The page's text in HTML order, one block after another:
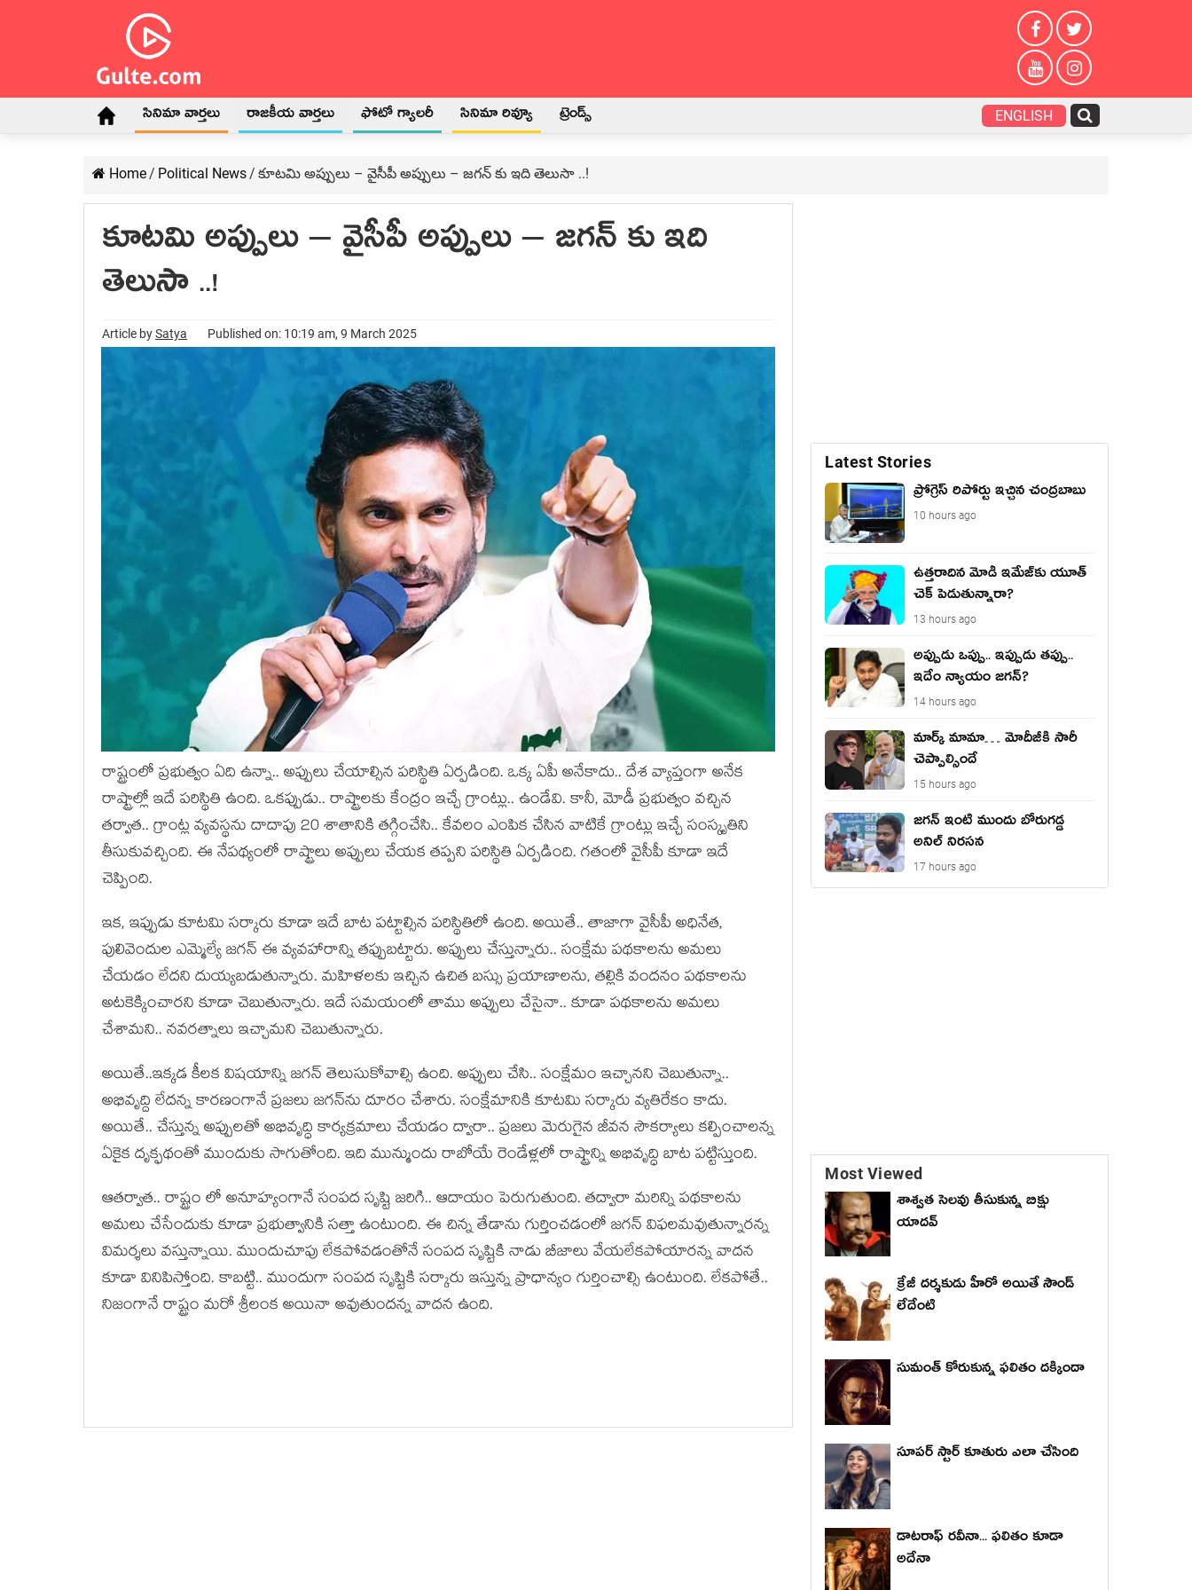
సినిమా వార్తలు రాజకీయ వార్తలు ఫోటో గ్యాలరీ సినిమా రివ్యూ ట్రెండ్స్ ENGLISH
Home/ Political News/ కూట‌మి అప్పులు – వైసీపీ అప్పులు – జ‌గ‌న్ కు ఇది తెలుసా ..!
కూట‌మి అప్పులు – వైసీపీ అప్పులు – జ‌గ‌న్ కు ఇది
తెలుసా ..!
Article bySatya Published on: 10:19 am, 9 March 2025
రాష్ట్రంలో ప్ర‌భుత్వం ఏది ఉన్నా.. అప్పులు చేయాల్సిన ప‌రిస్థితి ఏర్ప‌డింది. ఒక్క ఏపీ అనేకాదు.. దేశ వ్యాప్తంగా అనేక
రాష్ట్రాల్లో ఇదే ప‌రిస్థితి ఉంది. ఒక‌ప్పుడు.. రాష్ట్రాల‌కు కేంద్రం ఇచ్చే గ్రాంట్లు.. ఉండేవి. కానీ, మోడీ ప్ర‌భుత్వం వ‌చ్చిన
త‌ర్వాత‌.. గ్రాంట్ల వ్య‌వ‌స్థ‌ను దాదాపు 20 శాతానికి త‌గ్గించేసి.. కేవ‌లం ఎంపిక చేసిన వాటికే గ్రాంట్లు ఇచ్చే సంస్కృతిని
తీసుకువ‌చ్చింది. ఈ నేప‌థ్యంలో రాష్ట్రాలు అప్పులు చేయ‌క త‌ప్ప‌ని ప‌రిస్థితి ఏర్ప‌డింది. గ‌తంలో వైసీపీ కూడా ఇదే
చెప్పింది.
ఇక‌, ఇప్పుడు కూట‌మి స‌ర్కారు కూడా ఇదే బాట ప‌ట్టాల్సిన ప‌రిస్థితిలో ఉంది. అయితే.. తాజాగా వైసీపీ అధినేత,
పులివెందుల ఎమ్మెల్యే జ‌గ‌న్ ఈ వ్య‌వ‌హారాన్ని త‌ప్పుబ‌ట్టారు. అప్పులు చేస్తున్నారు.. సంక్షేమ ప‌థ‌కాల‌ను అమ‌లు
చేయ‌డం లేద‌ని దుయ్య‌బ‌డుతున్నారు. మ‌హిళ‌ల‌కు ఇచ్చిన ఉచిత బ‌స్సు ప్ర‌యాణాల‌ను, త‌ల్లికి వంద‌నం ప‌థ‌కాల‌ను
అట‌కెక్కించార‌ని కూడా చెబుతున్నారు. ఇదే స‌మ‌యంలో తాము అప్పులు చేసైనా.. కూడా ప‌థ‌కాల‌ను అమ‌లు
చేశామ‌ని.. న‌వ‌ర‌త్నాలు ఇచ్చామ‌ని చెబుతున్నారు.
అయితే..ఇక్క‌డ కీల‌క విష‌యాన్ని జ‌గ‌న్ తెలుసుకోవాల్సి ఉంది. అప్పులు చేసి.. సంక్షేమం ఇచ్చాన‌ని చెబుతున్నా..
అభివృద్ది లేద‌న్న కార‌ణంగానే ప్ర‌జ‌లు జ‌గ‌న్‌ను దూరం చేశారు. సంక్షేమానికి కూట‌మి స‌ర్కారు వ్య‌తిరేకం కాదు.
అయితే.. చేస్తున్న అప్పుల‌తో అభివృద్ధి కార్య‌క్ర‌మాలు చేయ‌డం ద్వారా.. ప్ర‌జ‌లు మెరుగైన జీవ‌న సౌకర్యాలు క‌ల్పించాల‌న్న
ఏకైక దృక్ఫ‌థంతో ముందుకు సాగుతోంది. ఇది మున్ముందు రాబోయే రెండేళ్ల‌లో రాష్ట్రాన్ని అభివృద్ధి బాట ప‌ట్టిస్తుంది.
ఆత‌ర్వాత‌.. రాష్ట్రం లో అనూహ్యంగానే సంప‌ద సృష్టి జ‌రిగి.. ఆదాయం పెరుగుతుంది. త‌ద్వారా మ‌రిన్ని ప‌థ‌కాల‌ను
అమ‌లు చేసేందుకు కూడా ప్ర‌భుత్వానికి స‌త్తా ఉంటుంది. ఈ చిన్న తేడాను గుర్తించ‌డంలో జ‌గ‌న్ విఫ‌ల‌మ‌వుతున్నార‌న్న
విమ‌ర్శ‌లు వ‌స్తున్నాయి. ముందుచూపు లేక‌పోవ‌డంతోనే సంప‌ద సృష్టికి నాడు బీజాలు వేయ‌లేక‌పోయారన్న వాద‌న
కూడా వినిపిస్తోంది. కాబ‌ట్టి.. ముందుగా సంప‌ద సృష్టికి స‌ర్కారు ఇస్తున్న ప్రాధాన్యం గుర్తించాల్సి ఉంటుంది. లేక‌పోతే..
నిజంగానే రాష్ట్రం మ‌రో శ్రీలంక అయినా అవుతుంద‌న్న వాద‌న ఉంది.
Latest Stories
ప్రోగ్రెస్ రిపోర్టు ఇచ్చిన చంద్ర‌బాబు
10 hours ago
ఉత్త‌రాదిన మోడీ ఇమేజ్‌కు యూత్
చెక్ పెడుతున్నారా?
13 hours ago
అప్పుడు ఒప్పు.. ఇప్పుడు తప్పు..
ఇదేం న్యాయం జగన్?
14 hours ago
మార్క్ మామా… మోదీజీకి సారీ
చెప్పాల్సిందే
15 hours ago
జగన్ ఇంటి ముందు బోరుగడ్డ
అనిల్ నిరసన
17 hours ago
Most Viewed
శాశ్వత సెలవు తీసుకున్న బిక్షు
యాదవ్
క్రేజీ దర్శకుడు హీరో అయితే సౌండ్
లేదేంటి
సుమంత్ కోరుకున్న ఫలితం దక్కిందా
సూపర్ స్టార్ కూతురు ఎలా చేసింది
డాటరాఫ్ రవీనా... ఫలితం కూడా
అదేనా